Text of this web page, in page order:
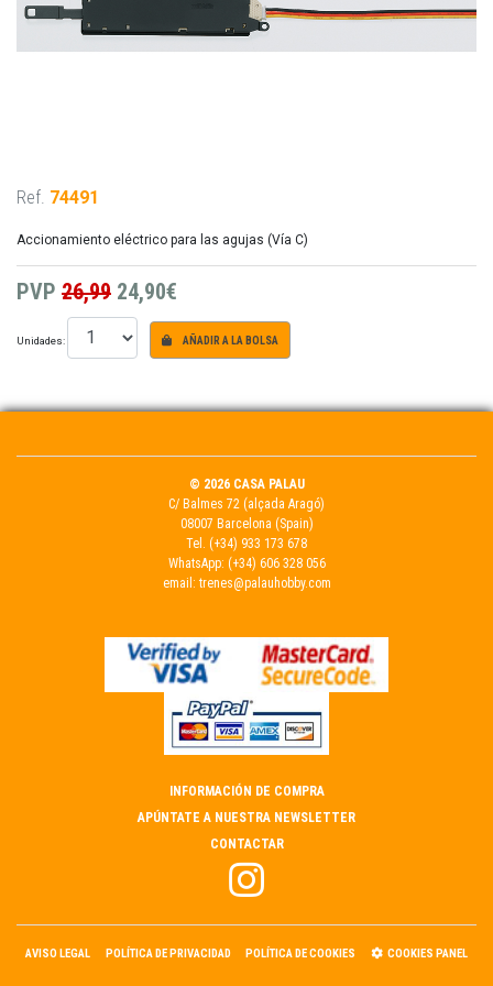
Ref. 74491
Accionamiento eléctrico para las agujas (Vía C)
PVP 26,99 24,90€
Unidades: AÑADIR A LA BOLSA
© 2026 CASA PALAU
C/ Balmes 72 (alçada Aragó)
08007 Barcelona (Spain)
Tel. (+34) 933 173 678
WhatsApp: (+34) 606 328 056
email: trenes@palauhobby.com
INFORMACIÓN DE COMPRA
APÚNTATE A NUESTRA NEWSLETTER
CONTACTAR
AVISO LEGAL POLÍTICA DE PRIVACIDAD POLÍTICA DE COOKIES COOKIES PANEL